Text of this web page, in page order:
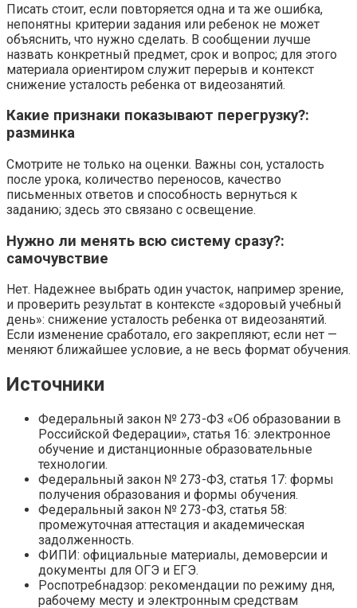
Писать стоит, если повторяется одна и та же ошибка,
непонятны критерии задания или ребенок не может
объяснить, что нужно сделать. В сообщении лучше
назвать конкретный предмет, срок и вопрос; для этого
материала ориентиром служит перерыв и контекст
снижение усталость ребенка от видеозанятий.
Какие признаки показывают перегрузку?:
разминка
Смотрите не только на оценки. Важны сон, усталость
после урока, количество переносов, качество
письменных ответов и способность вернуться к
заданию; здесь это связано с освещение.
Нужно ли менять всю систему сразу?:
самочувствие
Нет. Надежнее выбрать один участок, например зрение,
и проверить результат в контексте «здоровый учебный
день»: снижение усталость ребенка от видеозанятий.
Если изменение сработало, его закрепляют; если нет —
меняют ближайшее условие, а не весь формат обучения.
Источники
Федеральный закон № 273-ФЗ «Об образовании в
Российской Федерации», статья 16: электронное
обучение и дистанционные образовательные
технологии.
Федеральный закон № 273-ФЗ, статья 17: формы
получения образования и формы обучения.
Федеральный закон № 273-ФЗ, статья 58:
промежуточная аттестация и академическая
задолженность.
ФИПИ: официальные материалы, демоверсии и
документы для ОГЭ и ЕГЭ.
Роспотребнадзор: рекомендации по режиму дня,
рабочему месту и электронным средствам